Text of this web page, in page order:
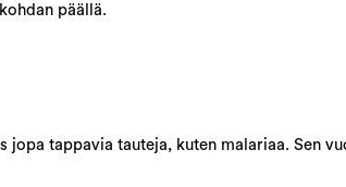
päällä.
tappavia tauteja, kuten malariaa. Sen